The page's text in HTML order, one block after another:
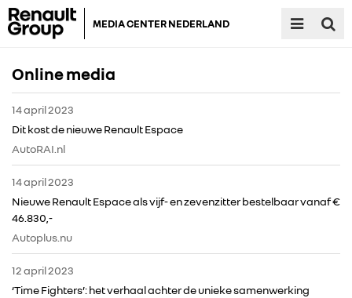
MEDIA CENTER NEDERLAND
Online media
14 april 2023
Dit kost de nieuwe Renault Espace
AutoRAI.nl
14 april 2023
Nieuwe Renault Espace als vijf- en zevenzitter bestelbaar vanaf €
46.830,-
Autoplus.nu
12 april 2023
‘Time Fighters’: het verhaal achter de unieke samenwerking